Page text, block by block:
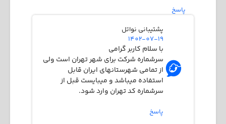
پاسخ
پشتیبانی نواتل
1402-07-19
با سلام کاربر گرامی
سرشماره شرکت برای شهر تهران است ولی
از تمامی شهرستانهای ایران قابل
استفاده میباشد و میبایست قبل از
سرشماره کد تهران وارد شود.
پاسخ